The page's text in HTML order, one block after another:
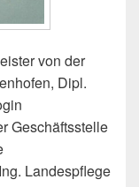
von der
Dipl.
Geschäftsstelle
Landespflege